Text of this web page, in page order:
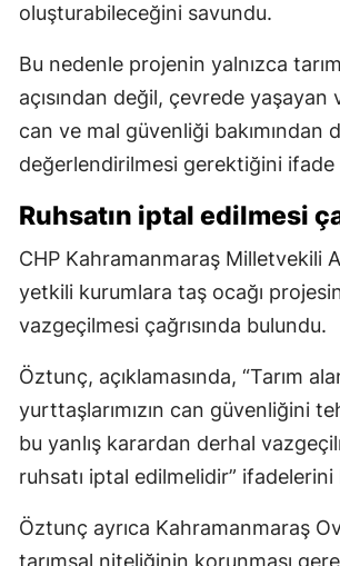
oluşturabileceğini savundu.
Bu nedenle projenin yalnızca
açısından değil, çevrede yaşayan
can ve mal güvenliği bakımından
değerlendirilmesi gerektiğini ifade
Ruhsatın iptal edilmesi
CHP Kahramanmaraş Milletvekili
yetkili kurumlara taş ocağı
vazgeçilmesi çağrısında bulundu.
Öztunç, açıklamasında, “Tarım
yurttaşlarımızın can güvenliğini
bu yanlış karardan derhal
ruhsatı iptal edilmelidir” ifadelerini
Öztunç ayrıca Kahramanmaraş
tarımsal niteliğinin korunması